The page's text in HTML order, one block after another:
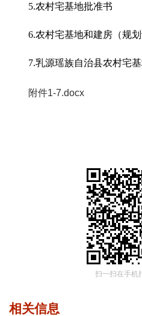
5.农村宅基地批准书
6.农村宅基地和建房（规划
7.乳源瑶族自治县农村宅基
附件1-7.docx
扫一扫在手机
相关信息